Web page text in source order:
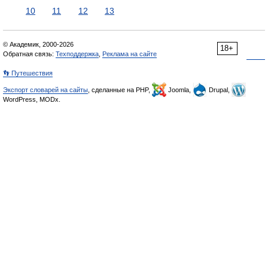
10
11 12 13
18+
© Академик, 2000-2026
Обратная связь: Техподдержка Реклама на сайте
👣 Путешествия
Экспорт словарей на сайты , сделанные на PHP, Joomla,
Drupal,
WordPress, MODx.